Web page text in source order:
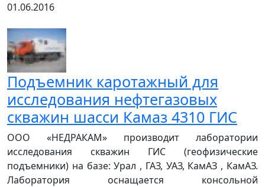
01.06.2016
Подъемник каротажный для
исследования нефтегазовых
скважин шасси Камаз 4310 ГИС
ООО «НЕДРАКАМ» производит лаборатории
исследования скважин ГИС (геофизические
подъемники) на базе: Урал , ГАЗ, УАЗ, КамАЗ , КамАЗ.
Лаборатория оснащается консольной